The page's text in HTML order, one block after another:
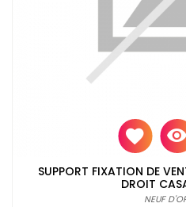
SUPPORT FIXATION DE
DROIT
NEUF